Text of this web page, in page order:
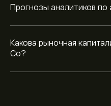
Прогнозы аналитиков по
Какова рыночная
Co?